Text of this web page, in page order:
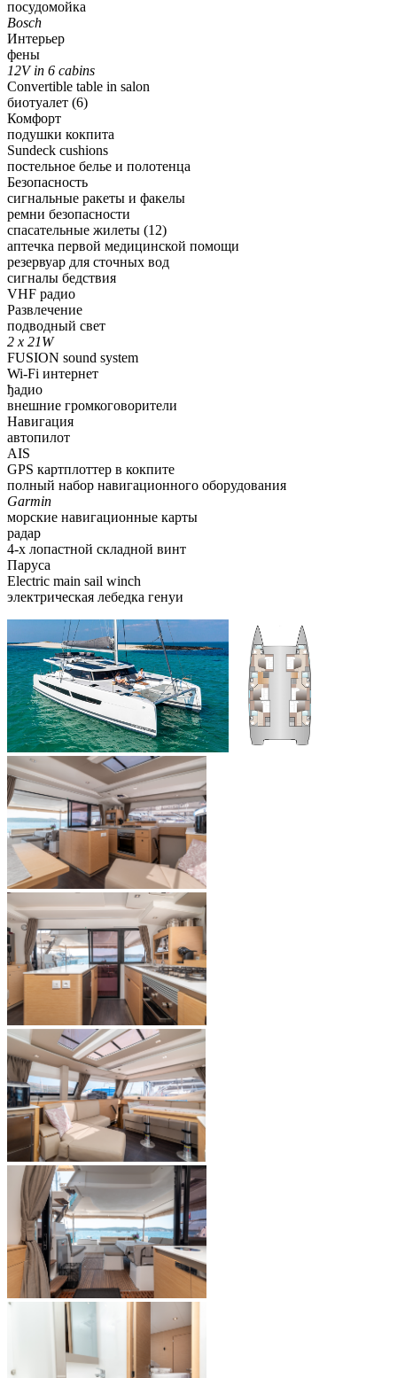
посудомойка
Bosch
Интерьер
фены
12V in 6 cabins
Convertible table in salon
биотуалет (6)
Комфорт
подушки кокпита
Sundeck cushions
постельное белье и полотенца
Безопасность
сигнальные ракеты и факелы
ремни безопасности
спасательные жилеты (12)
аптечка первой медицинской помощи
резервуар для сточных вод
сигналы бедствия
VHF радио
Развлечение
подводный свет
2 x 21W
FUSION sound system
Wi-Fi интернет
ђадио
внешние громкоговорители
Навигация
автопилот
AIS
GPS картплоттер в кокпите
полный набор навигационного оборудования
Garmin
морские навигационные карты
радар
4-х лопастной складной винт
Паруса
Electric main sail winch
электрическая лебедка генуи